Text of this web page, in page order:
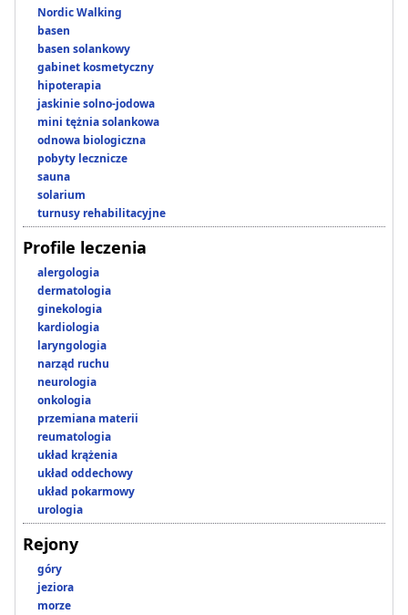
Nordic Walking
basen
basen solankowy
gabinet kosmetyczny
hipoterapia
jaskinie solno-jodowa
mini tężnia solankowa
odnowa biologiczna
pobyty lecznicze
sauna
solarium
turnusy rehabilitacyjne
Profile leczenia
alergologia
dermatologia
ginekologia
kardiologia
laryngologia
narząd ruchu
neurologia
onkologia
przemiana materii
reumatologia
układ krążenia
układ oddechowy
układ pokarmowy
urologia
Rejony
góry
jeziora
morze